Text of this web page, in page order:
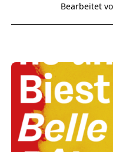
Bearbeitet